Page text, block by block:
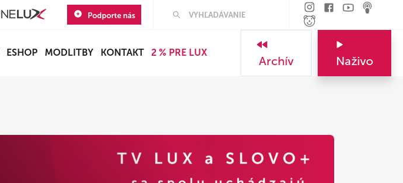
Podporte nás
ESHOP MODLITBY KONTAKT 2 % PRE LUX
Archív Naživo